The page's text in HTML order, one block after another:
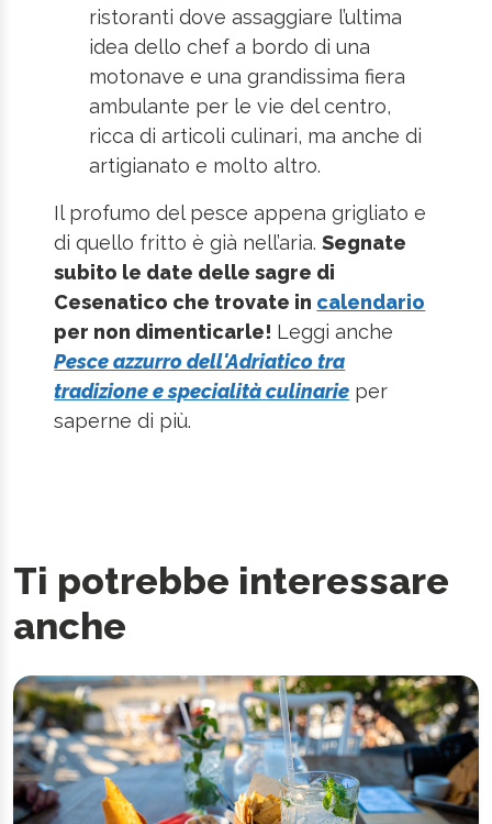
ristoranti dove assaggiare l’ultima
idea dello chef a bordo di una
motonave e una grandissima fiera
ambulante per le vie del centro,
ricca di articoli culinari, ma anche di
artigianato e molto altro.
Il profumo del pesce appena grigliato e
di quello fritto è già nell’aria.Segnate
subito le date delle sagre di
Cesenatico che trovate in calendario
per non dimenticarle! Leggi anche
Pesce azzurro dell'Adriatico tra
tradizione e specialità culinarie per
saperne di più.
Ti potrebbe interessare
anche